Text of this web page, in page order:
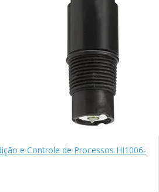
e Controle de Processos HI1006-